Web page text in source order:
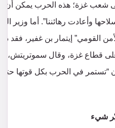
شعب غزة؛ هذه الحرب يمكن أن
وأعادت رهائننا”. أما وزير
القومي” إيتمار بن غفير، فقد
قطاع غزة، وقال سموتريتش،
“تستمر في الحرب بكل قوتها حتى
شيء